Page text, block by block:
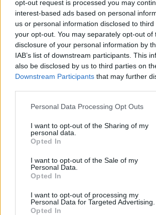
opt-out request is processed you may
interest-based ads based on personal
us or personal information disclosed to
your opt-out. You may separately opt-out of
disclosure of your personal information by
IAB’s list of downstream participants. This
also be disclosed by us to third parties on
Downstream Participants that may further
Personal Data Processing Opt Outs
I want to opt-out of the Sharing of my
personal data.
Opted In
I want to opt-out of the Sale of my
Personal Data.
Opted In
I want to opt-out of processing my
Personal Data for Targeted Advertising.
Opted In
Impresszum
Szerzői jogok
Adatvédelmi tájékoztató
Cookie-kezelési tájékoztató
Hozzászólási szabályzat
Nyomtatott lapjaink archívuma
Székely Hírmondó archívuma
Sütibeállítások
Médiatér